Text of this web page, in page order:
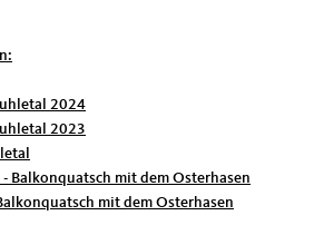
2024
2023
Balkonquatsch mit dem Osterhasen
mit dem Osterhasen